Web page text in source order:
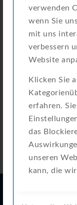
verwenden
wenn Sie
mit uns
verbessern
Website
Klicken Sie
erfahren.
das
unseren
kann, die
Attached
Kurzanleitung-